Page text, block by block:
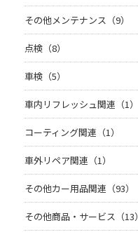
その他メンテナンス（9）
点検（8）
車検（5）
車内リフレッシュ関連（1）
コーティング関連（1）
車外リペア関連（1）
その他カー用品関連（93）
その他商品・サービス（13）